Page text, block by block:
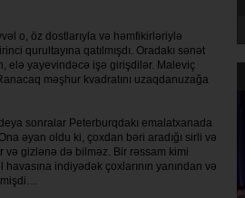
o, öz dostlarıyla və həmfi­kir­ləriylə
qurultayına qatıl­mış­dı. Oradakı sənət
elə ya­ye­vin­dəcə işə girişdilər. Maleviç
məşhur kvadratını uzaqdanuzağa
sonralar Peterburqdakı ema­lat­xanada
əyan oldu ki, çoxdan bə­ri aradığı sirli və
və gizlənə də bilməz. Bir rəssam kimi
indiyədək çoxlarının yanından və